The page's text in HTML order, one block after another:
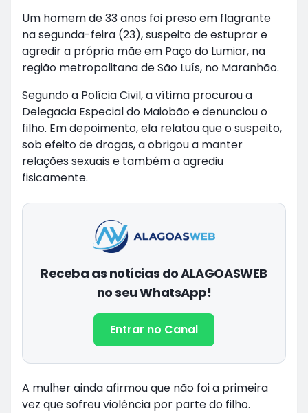
Um homem de 33 anos foi preso em flagrante
na segunda-feira (23), suspeito de estuprar e
agredir a própria mãe em Paço do Lumiar, na
região metropolitana de São Luís, no Maranhão.
Segundo a Polícia Civil, a vítima procurou a
Delegacia Especial do Maiobão e denunciou o
filho. Em depoimento, ela relatou que o suspeito,
sob efeito de drogas, a obrigou a manter
relações sexuais e também a agrediu
fisicamente.
Receba as notícias do ALAGOASWEB
no seu WhatsApp!
Entrar no Canal
A mulher ainda afirmou que não foi a primeira
vez que sofreu violência por parte do filho.